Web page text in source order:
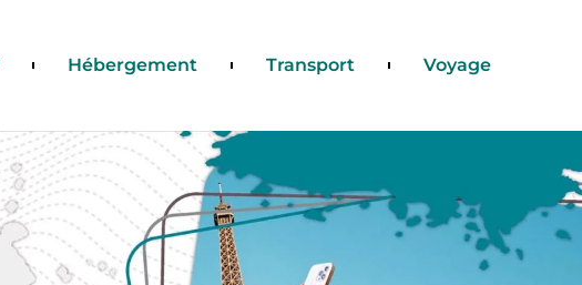
Hébergement Transport Voyage